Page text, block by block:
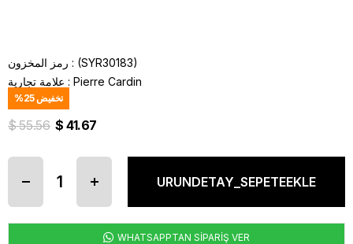
رمز المخزون
(SYR30183)
علامة تجارية : Pierre Cardin
%25تخفيض
$ 55.56 $ 41.67
WHATSAPPTAN SİPARİŞ VER